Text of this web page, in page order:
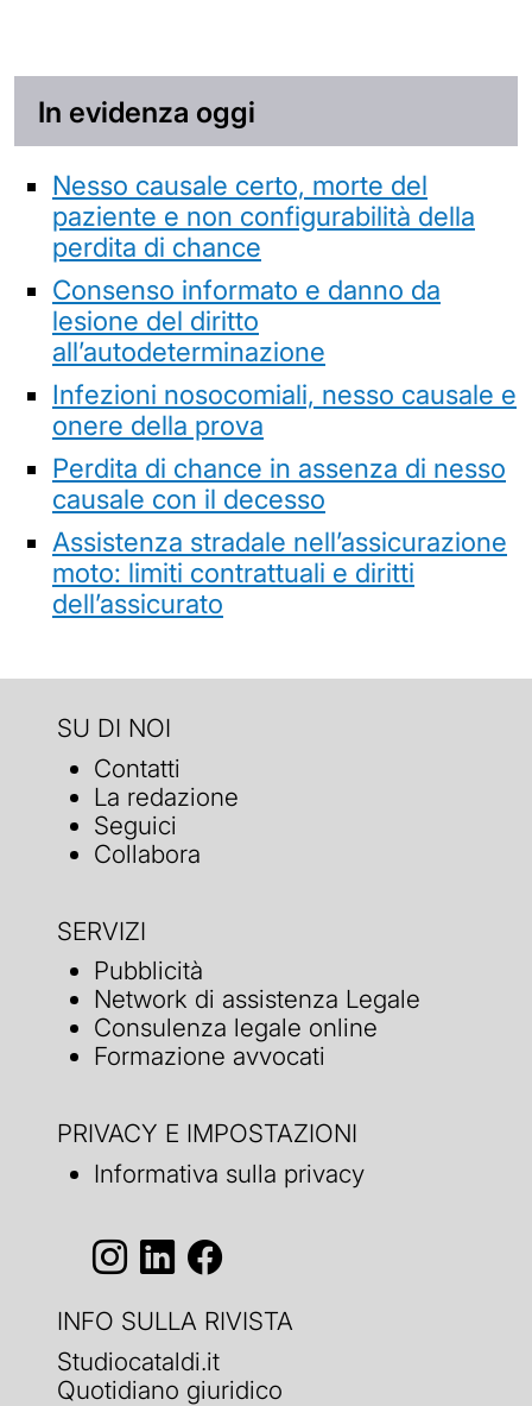
In evidenza oggi
Nesso causale certo, morte del
paziente e non configurabilità della
perdita di chance
Consenso informato e danno da
lesione del diritto
all’autodeterminazione
Infezioni nosocomiali, nesso causale e
onere della prova
Perdita di chance in assenza di nesso
causale con il decesso
Assistenza stradale nell’assicurazione
moto: limiti contrattuali e diritti
dell’assicurato
SU DI NOI
Contatti
La redazione
Seguici
Collabora
SERVIZI
Pubblicità
Network di assistenza Legale
Consulenza legale online
Formazione avvocati
PRIVACY E IMPOSTAZIONI
Informativa sulla privacy
INFO SULLA RIVISTA
Studiocataldi.it
Quotidiano giuridico